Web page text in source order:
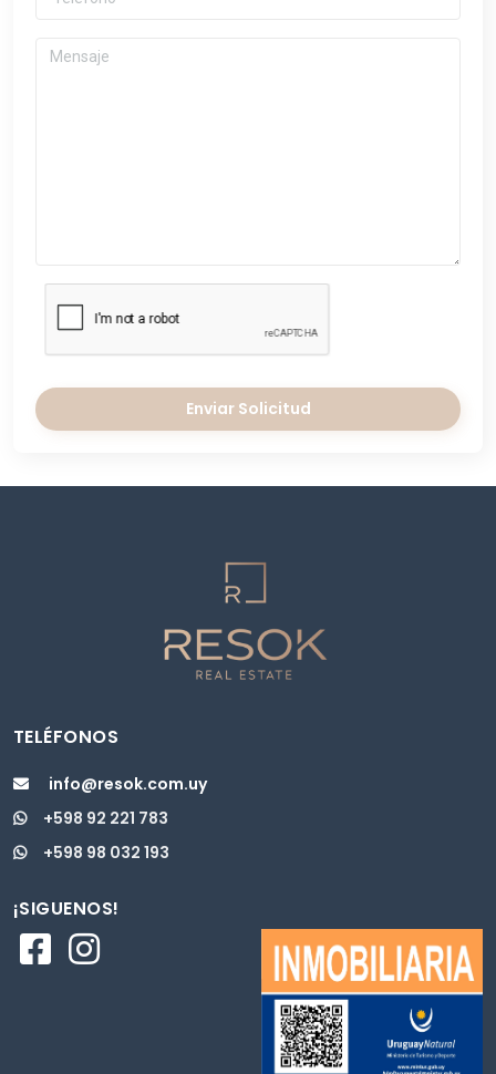
Enviar Solicitud
TELÉFONOS
info@resok.com.uy
+598 92 221 783
+598 98 032 193
¡SIGUENOS!